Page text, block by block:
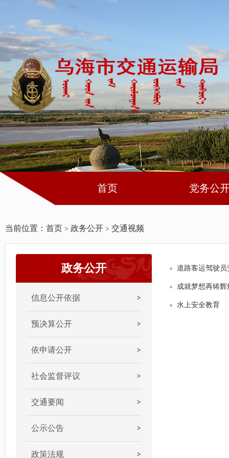
首页 党务公
当前位置： 首页 > 政务公开 > 交通视频
政务公开
信息公开依据
预决算公开
依申请公开
社会监督评议
交通要闻
公示公告
政策法规
道路客运驾驶
成就梦想再铸
水上安全教育